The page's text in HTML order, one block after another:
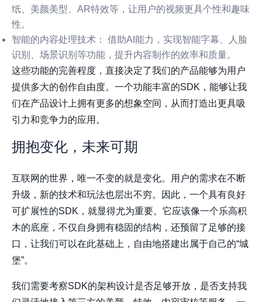
纸、美颜美型、AR特效等，让用户的视频更具个性和趣味
性。
智能的内容处理技术：
借助AI能力，实现智能字幕、人脸
识别、场景识别等功能，提升内容制作的效率和质量。
这些功能的完善程度，直接决定了我们的产品能够为用户
提供多大的创作自由度。一个功能丰富的SDK，能够让我
们在产品设计上拥有更多的想象空间，从而打造出更具吸
引力和竞争力的应用。
拥抱变化，未来可期
互联网的世界，唯一不变的就是变化。用户的需求在不断
升级，新的技术和玩法也层出不穷。因此，一个具有良好
可扩展性的SDK，就显得尤为重要。它应该像一个乐高积
木的底座，不仅自身拥有稳固的结构，还预留了足够的接
口，让我们可以在此基础上，自由地搭建出属于自己的“城
堡”。
我们需要考察SDK的架构设计是否足够开放，是否支持我